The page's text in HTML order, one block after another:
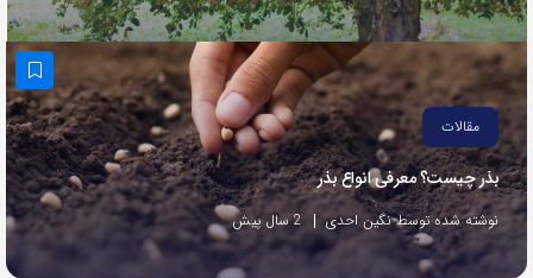
مقالات
بذر چیست؟ معرفی انواع بذر
نوشته شده توسط نگین احدی 2 سال پیش